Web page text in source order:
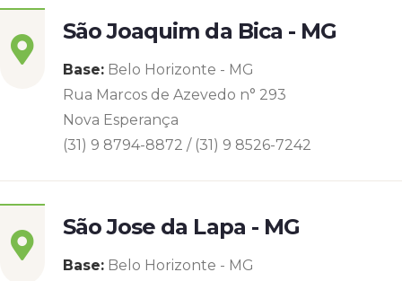
São Joaquim da Bica - MG
Base: Belo Horizonte - MG
Rua Marcos de Azevedo n° 293
Nova Esperança
(31) 9 8794-8872 / (31) 9 8526-7242
São Jose da Lapa - MG
Base: Belo Horizonte - MG